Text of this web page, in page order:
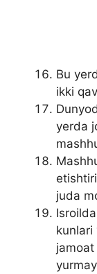
Bu
ikki
yerda
juda
kunlari